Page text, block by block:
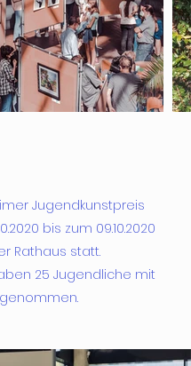
Jugendkunstpreis
bis zum 09.10.2020
Rathaus statt.
25 Jugendliche mit